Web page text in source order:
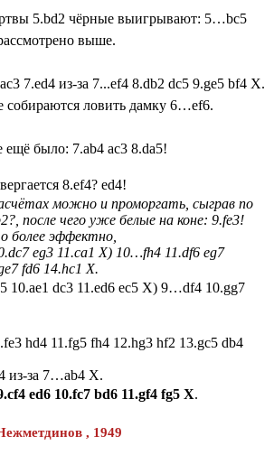
5.bd2 чёрные выигрывают: 5…bc5
выше.
7.ed4 из-за 7...ef4 8.db2 dc5 9.ge5 bf4 X.
собираются ловить дамку 6…ef6.
ещё было: 7.ab4 ac3 8.da5!
8.ef4? ed4!
можно и проморгать, сыграв по
после чего уже белые на коне: 9.fe3!
более эффектно,
eg3 11.ca1 X) 10…fh4 11.df6 eg7
fd6 14.hc1 X.
10.ae1 dc3 11.ed6 ec5 X) 9…df4 10.gg7
hd4 11.fg5 fh4 12.hg3 hf2 13.gc5 db4
из-за 7…ab4 X.
ed6 10.fc7 bd6 11.gf4 fg5 X.
, 1949